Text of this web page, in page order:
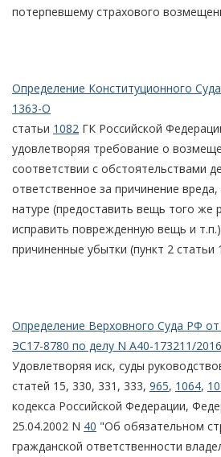
потерпевшему страхового
Определение Конституционного
1363-О
статьи 1082 ГК Российской
удовлетворяя требование о
соответствии с обстоятельствами
ответственное за причинение
натуре (предоставить вещь того же
исправить поврежденную вещь и
причиненные убытки (пункт 2 статьи
Определение Верховного Суда РФ от
ЭС17-8780 по делу N А40-173211/2016
Удовлетворяя иск, суды
статей 15, 330, 331, 333, 965, 1064,
кодекса Российской Федерации,
25.04.2002 N 40 "Об обязательном
гражданской ответственности